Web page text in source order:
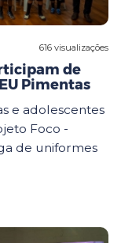
616 visualizações
de
Pimentas
e adolescentes
Foco -
de uniformes